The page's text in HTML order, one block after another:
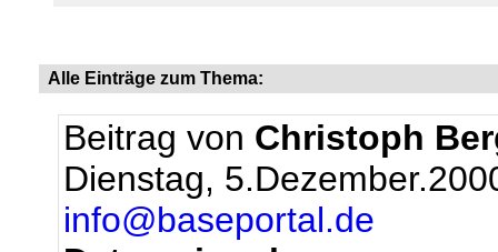
Alle Einträge zum Thema:
Beitrag von Christoph
Dienstag,
info@baseportal.de